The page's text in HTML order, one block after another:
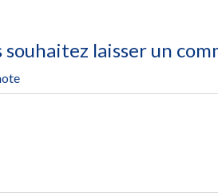
souhaitez laisser un